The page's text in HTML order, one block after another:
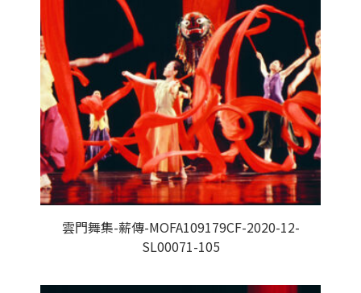
雲門舞集-薪傳-MOFA109179CF-2020-12-
SL00071-105